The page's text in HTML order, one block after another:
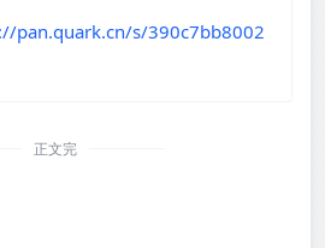
pan.quark.cn/s/390c7bb8002
正文完